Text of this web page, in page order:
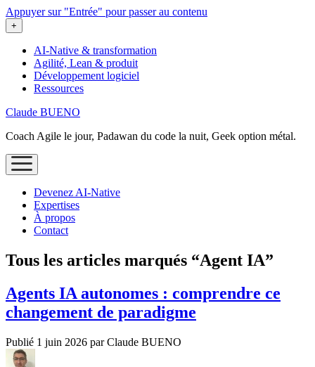
Appuyer sur "Entrée" pour passer au contenu
ouvrir
le
+
AI-Native & transformation
Agilité, Lean & produit
Développement logiciel
Ressources
Claude BUENO
Coach Agile le jour, Padawan du code la nuit, Geek option métal.
ouvrir
le
Devenez AI‑Native
Expertises
À propos
Contact
Tous les articles marqués “Agent IA”
Agents IA autonomes : comprendre ce
changement de paradigme
Publié 1 juin 2026 par Claude BUENO